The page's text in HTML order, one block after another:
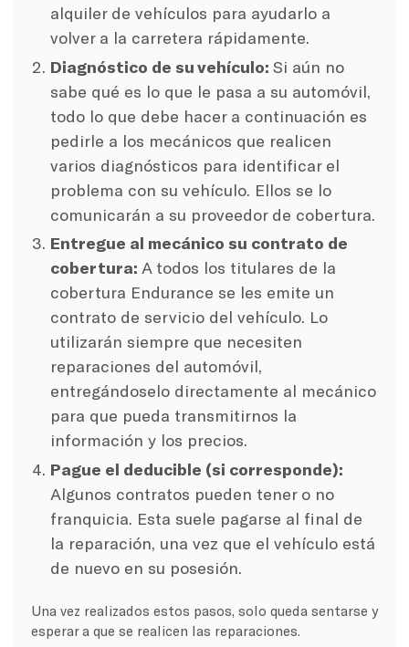
alquiler de vehículos para ayudarlo a
volver a la carretera rápidamente.
Diagnóstico de su vehículo:Si aún no
sabe qué es lo que le pasa a su automóvil,
todo lo que debe hacer a continuación es
pedirle a los mecánicos que realicen
varios diagnósticos para identificar el
problema con su vehículo. Ellos se lo
comunicarán a su proveedor de cobertura.
Entregue al mecánico su contrato de
cobertura: A todos los titulares de la
cobertura Endurance se les emite un
contrato de servicio del vehículo. Lo
utilizarán siempre que necesiten
reparaciones del automóvil,
entregándoselo directamente al mecánico
para que pueda transmitirnos la
información y los precios.
Pague el deducible (si corresponde):
Algunos contratos pueden tener o no
franquicia. Esta suele pagarse al final de
la reparación, una vez que el vehículo está
de nuevo en su posesión.
Una vez realizados estos pasos, solo queda sentarse y
esperar a que se realicen las reparaciones.